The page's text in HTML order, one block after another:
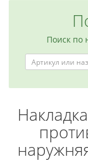
Поиск по